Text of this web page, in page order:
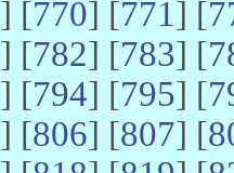
] [770] [771] [
] [782] [783] [
] [794] [795] [
] [806] [807] [